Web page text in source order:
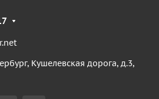
Кушелевская дорога, д.3,